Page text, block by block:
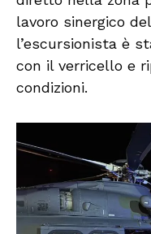
lavoro sinergico
l’escursionista è
con il verricello e
condizioni.